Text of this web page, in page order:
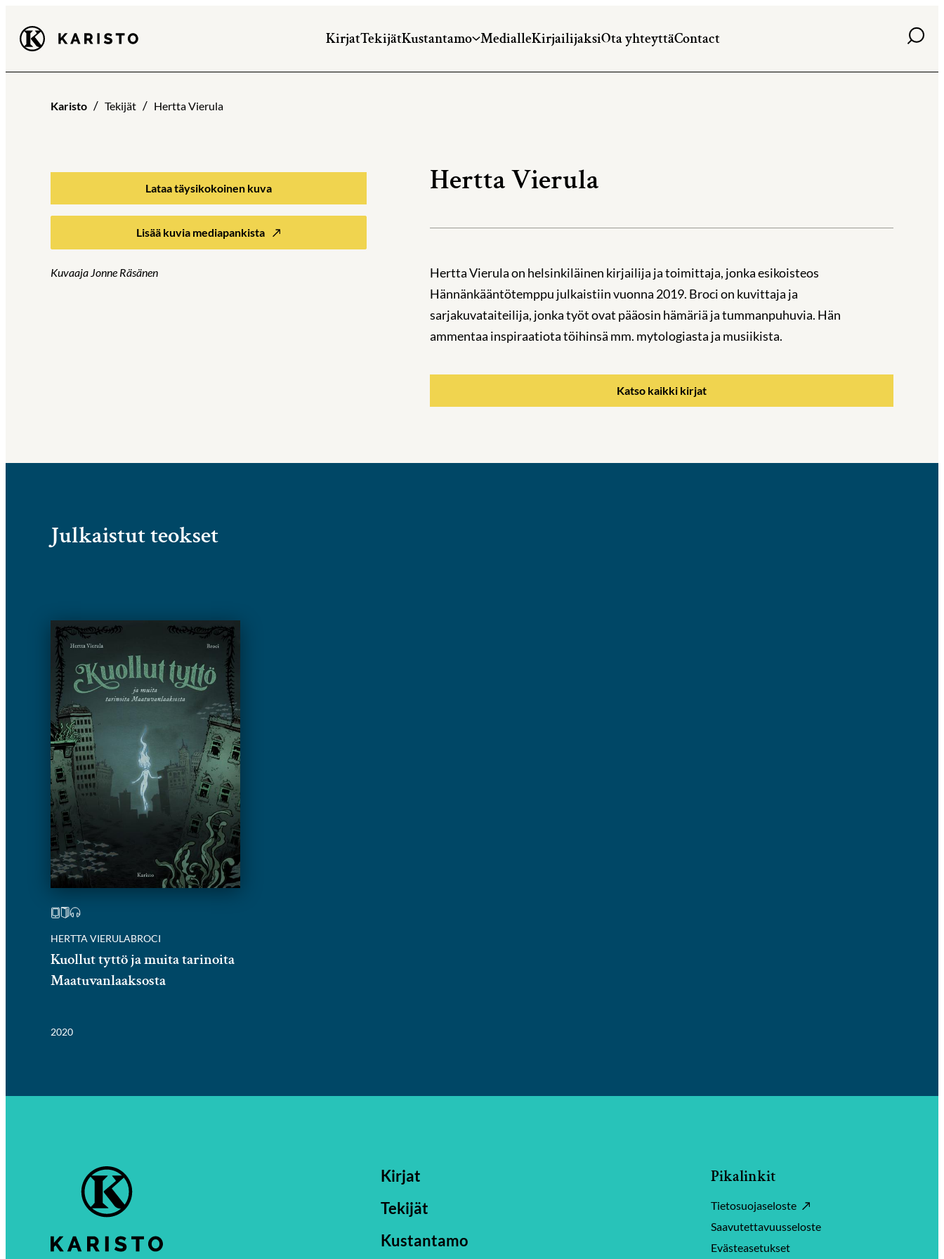
suoraan
Karisto KirjatTekijätKustantamo MedialleKirjailijaksiOta yhteyttäContact Haku
Karisto Tekijät Hertta Vierula
Lataa täysikokoinen kuva
Lisää kuvia mediapankista
Kuvaaja Jonne Räsänen
Hertta Vierula
Hertta Vierula on helsinkiläinen kirjailija ja toimittaja, jonka esikoisteos
Hännänkääntötemppu julkaistiin vuonna 2019. Broci on kuvittaja ja
sarjakuvataiteilija, jonka työt ovat pääosin hämäriä ja tummanpuhuvia. Hän
ammentaa inspiraatiota töihinsä mm. mytologiasta ja musiikista.
Katso kaikki kirjat
Julkaistut teokset
HERTTA VIERULABROCI
Kuollut tyttö ja muita tarinoita
Maatuvanlaaksosta
2020
Kirjat
Tekijät
Kustantamo
Pikalinkit
Tietosuojaseloste
Saavutettavuusseloste
Evästeasetukset